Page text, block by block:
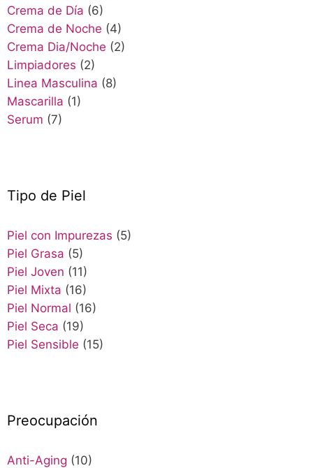
Crema de Día (6)
Crema de Noche (4)
Crema Dia/Noche (2)
Limpiadores (2)
Linea Masculina (8)
Mascarilla (1)
Serum (7)
Tipo de Piel
Piel con Impurezas (5)
Piel Grasa (5)
Piel Joven (11)
Piel Mixta (16)
Piel Normal (16)
Piel Seca (19)
Piel Sensible (15)
Preocupación
Anti-Aging (10)